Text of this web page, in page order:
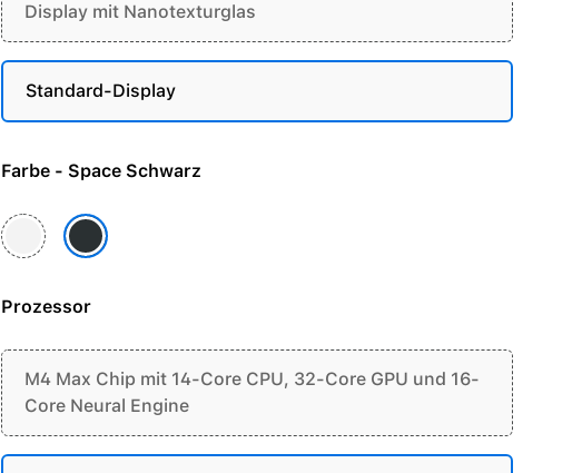
Display mit Nanotexturglas
Standard-Display
Farbe - Space Schwarz
Silber Space Schwarz
Prozessor
M4 Max Chip mit 14-Core CPU, 32-Core GPU und 16-
Core Neural Engine